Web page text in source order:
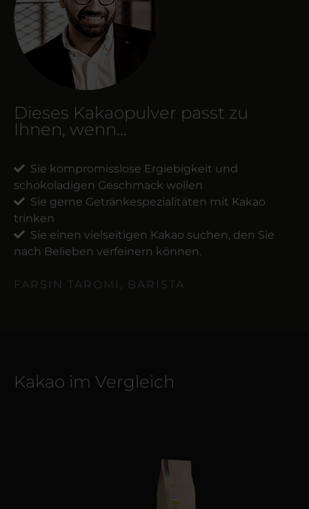
Dieses Kakaopulver passt zu
Ihnen, wenn...
Sie kompromisslose Ergiebigkeit und
schokoladigen Geschmack wollen
Sie gerne Getränkespezialitäten mit Kakao
trinken
Sie einen vielseitigen Kakao suchen, den Sie
nach Belieben verfeinern können.
FARSIN TAROMI, BARISTA
Kakao im Vergleich